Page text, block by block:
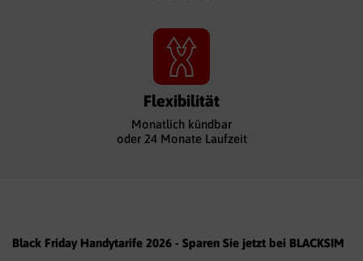
Flexibilität
Monatlich kündbar
oder 24 Monate Laufzeit
Black Friday Handytarife 2026 - Sparen Sie jetzt bei BLACKSIM